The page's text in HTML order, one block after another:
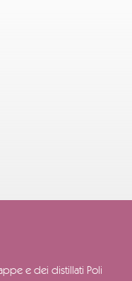
e dei distillati Poli